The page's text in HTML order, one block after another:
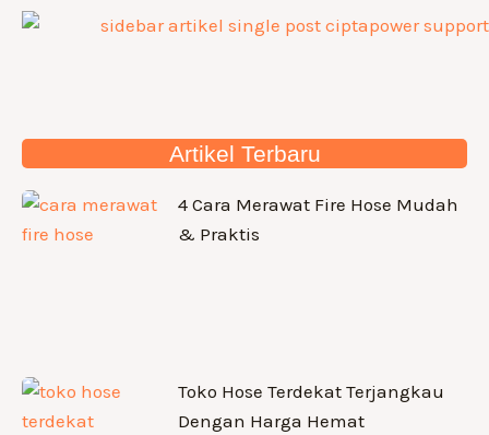
Artikel Terbaru
4 Cara Merawat Fire Hose Mudah
& Praktis
Toko Hose Terdekat Terjangkau
Dengan Harga Hemat